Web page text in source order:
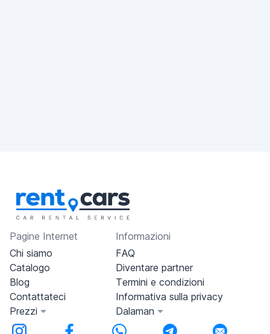
Pagine Internet
Chi siamo
Catalogo
Blog
Contattateci
Prezzi
Informazioni
FAQ
Diventare partner
Termini e condizioni
Informativa sulla privacy
Dalaman